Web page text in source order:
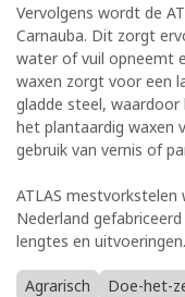
Vervolgens wordt de
Carnauba. Dit zorgt
water of vuil opneemt
waxen zorgt voor een
gladde steel,
het plantaardig waxen
gebruik van vernis of
ATLAS mestvorkstelen
Nederland
lengtes en uitvoeringen.
Agrarisch Doe-het-